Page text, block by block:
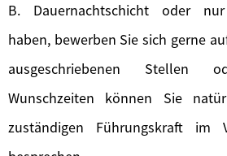
B. Dauernachtschicht oder nur
haben, bewerben Sie sich gerne
ausgeschriebenen Stellen
Wunschzeiten können Sie
zuständigen Führungskraft im